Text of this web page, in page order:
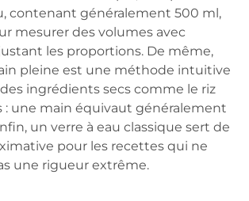
contenant généralement 500 ml,
mesurer des volumes avec
les proportions. De même,
pleine est une méthode intuitive
ingrédients secs comme le riz
: une main équivaut généralement
un verre à eau classique sert de
pour les recettes qui ne
une rigueur extrême.